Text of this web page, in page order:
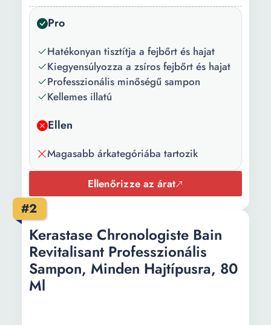
Darabszám/szett: 1
Csomag
tartalma:
Mennyiség: 250 ml
Pro
Hatékonyan tisztítja a fejbőrt és hajat
Kiegyensúlyozza a zsíros fejbőrt és hajat
Professzionális minőségű sampon
Kellemes illatú
Ellen
Magasabb árkategóriába tartozik
Ellenőrizze az árat
#2
Kerastase Chronologiste Bain
Revitalisant Professzionális
Sampon, Minden Hajtípusra, 80
Ml